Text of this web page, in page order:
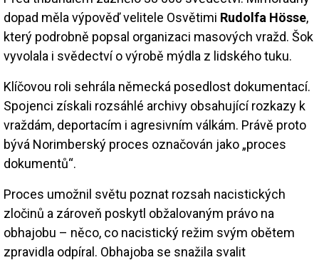
dopad měla výpověď velitele Osvětimi Rudolfa Hösse,
který podrobně popsal organizaci masových vražd. Šok
vyvolala i svědectví o výrobě mýdla z lidského tuku.
Klíčovou roli sehrála německá posedlost dokumentací.
Spojenci získali rozsáhlé archivy obsahující rozkazy k
vraždám, deportacím i agresivním válkám. Právě proto
bývá Norimberský proces označován jako „proces
dokumentů“.
Proces umožnil světu poznat rozsah nacistických
zločinů a zároveň poskytl obžalovaným právo na
obhajobu – něco, co nacistický režim svým obětem
zpravidla odpíral. Obhajoba se snažila svalit